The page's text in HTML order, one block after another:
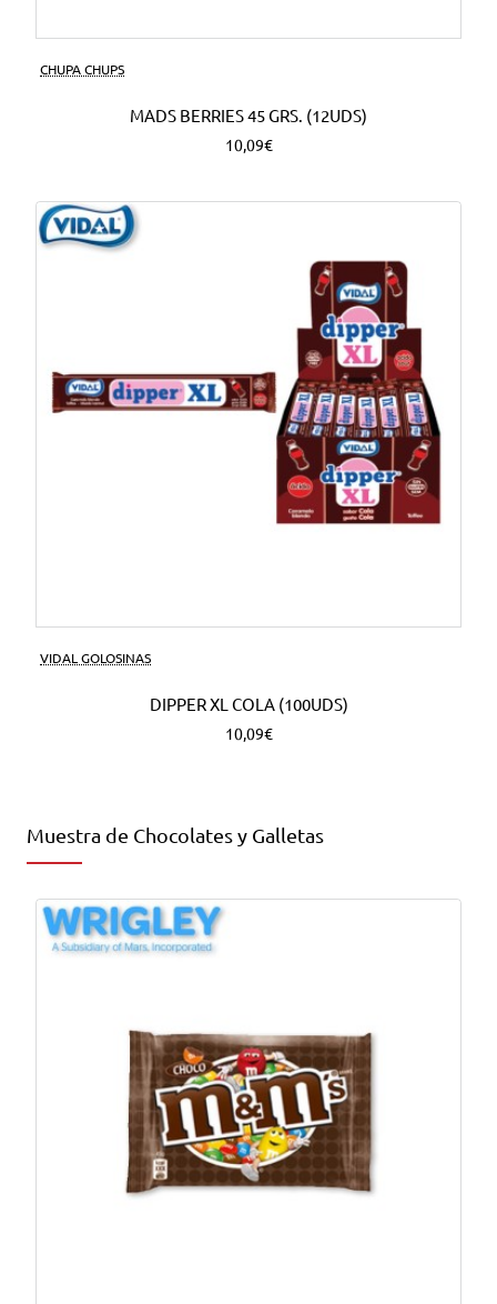
CHUPA CHUPS
MADS BERRIES 45 GRS. (12UDS)
10,09€
VIDAL GOLOSINAS
DIPPER XL COLA (100UDS)
10,09€
Muestra de Chocolates y Galletas